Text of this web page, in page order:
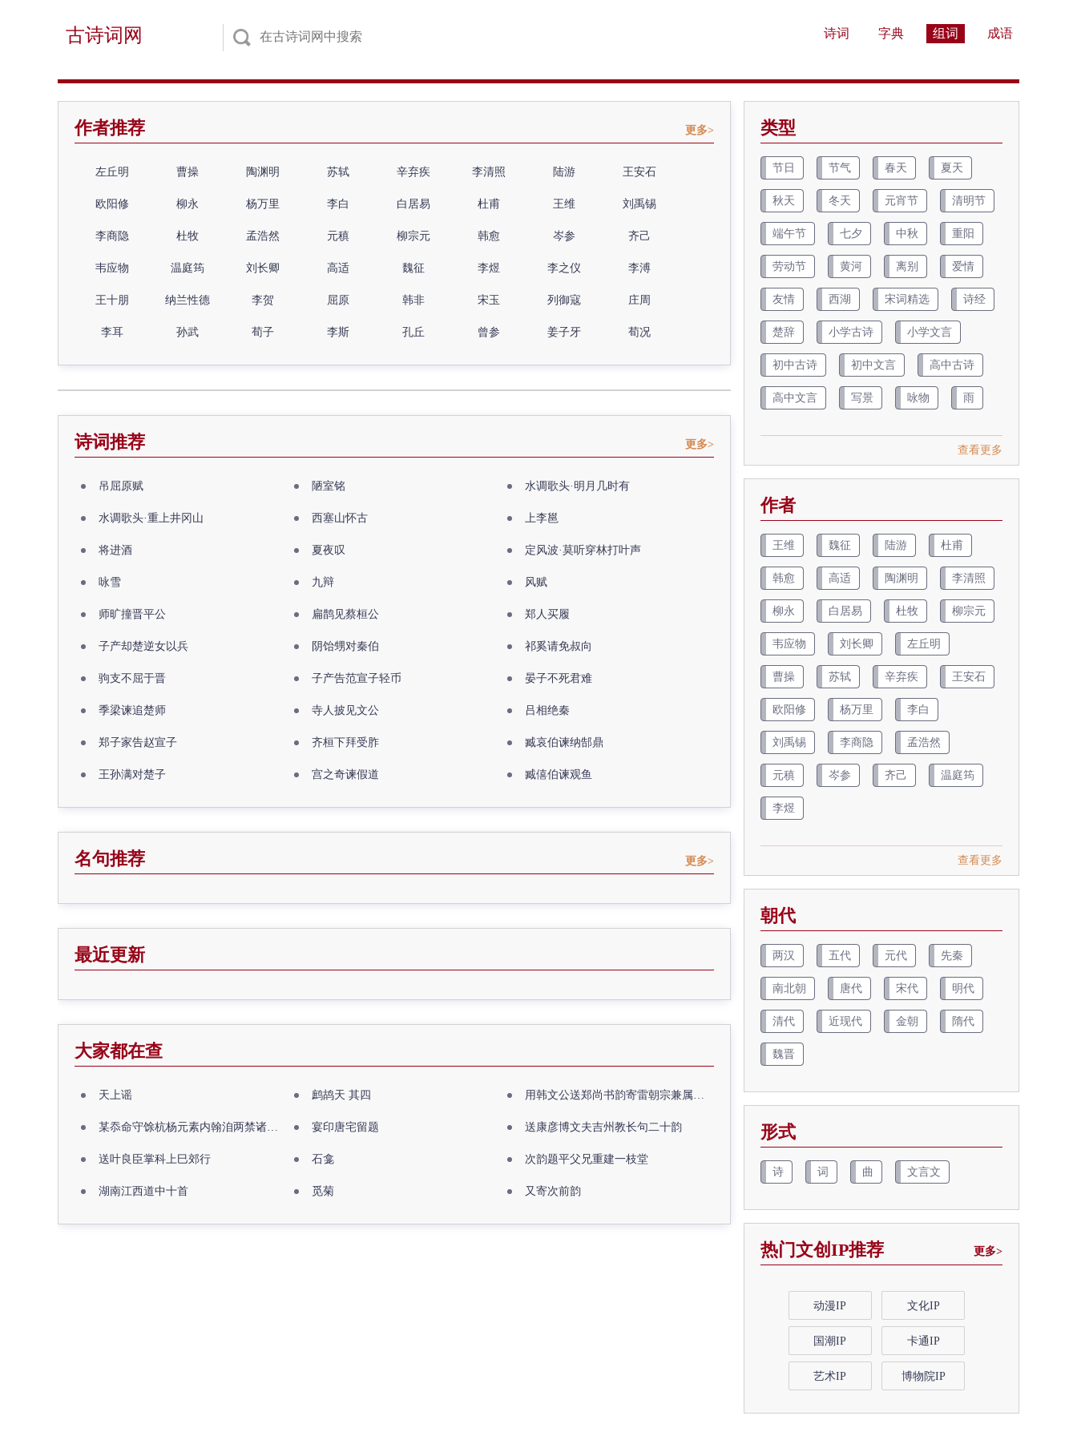
古诗词网 诗词 字典 组词 成语
作者推荐 更多>
左丘明 曹操 陶渊明 苏轼 辛弃疾 李清照 陆游 王安石
欧阳修 柳永 杨万里 李白 白居易 杜甫 王维 刘禹锡
李商隐 杜牧 孟浩然 元稹 柳宗元 韩愈 岑参 齐己
韦应物 温庭筠 刘长卿 高适 魏征 李煜 李之仪 李溥
王十朋 纳兰性德 李贺 屈原 韩非 宋玉 列御寇 庄周
李耳 孙武 荀子 李斯 孔丘 曾参 姜子牙 荀况
诗词推荐 更多>
吊屈原赋 陋室铭 水调歌头·明月几时有
水调歌头·重上井冈山 西塞山怀古 上李邕
将进酒 夏夜叹 定风波·莫听穿林打叶声
咏雪 九辩 风赋
师旷撞晋平公 扁鹊见蔡桓公 郑人买履
子产却楚逆女以兵 阴饴甥对秦伯 祁奚请免叔向
驹支不屈于晋 子产告范宣子轻币 晏子不死君难
季梁谏追楚师 寺人披见文公 吕相绝秦
郑子家告赵宣子 齐桓下拜受胙 臧哀伯谏纳郜鼎
王孙满对楚子 宫之奇谏假道 臧僖伯谏观鱼
名句推荐 更多>
最近更新
大家都在查
天上谣 鹧鸪天 其四 用韩文公送郑尚书韵寄雷朝宗兼属欧阳全真
某忝命守馀杭杨元素内翰洎两禁诸公出祖佛寺 宴印唐宅留题 送康彦博文夫吉州教长句二十韵
送叶良臣掌科上巳郊行 石龛 次韵题平父兄重建一枝堂
湖南江西道中十首 觅菊 又寄次前韵
类型
节日 节气 春天 夏天
秋天 冬天 元宵节 清明节
端午节 七夕 中秋 重阳
劳动节 黄河 离别 爱情
友情 西湖 宋词精选 诗经
楚辞 小学古诗 小学文言
初中古诗 初中文言 高中古诗
高中文言 写景 咏物 雨
查看更多
作者
王维 魏征 陆游 杜甫
韩愈 高适 陶渊明 李清照
柳永 白居易 杜牧 柳宗元
韦应物 刘长卿 左丘明
曹操 苏轼 辛弃疾 王安石
欧阳修 杨万里 李白
刘禹锡 李商隐 孟浩然
元稹 岑参 齐己 温庭筠
李煜
查看更多
朝代
两汉 五代 元代 先秦
南北朝 唐代 宋代 明代
清代 近现代 金朝 隋代
魏晋
形式
诗 词 曲 文言文
热门文创IP推荐 更多>
动漫IP 文化IP
国潮IP 卡通IP
艺术IP 博物院IP